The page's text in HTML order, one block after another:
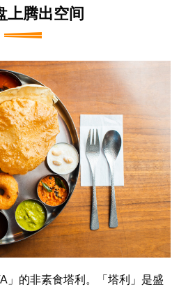
上腾出空间
」的非素食塔利。「塔利」是盛